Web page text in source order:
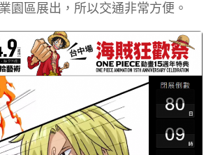
園區展出，所以交通非常方便。